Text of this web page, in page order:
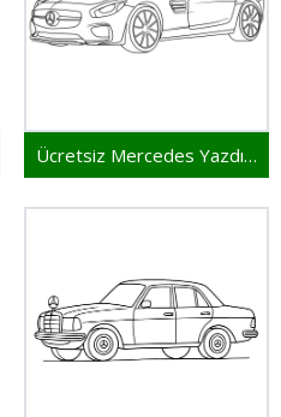
Ücretsiz Mercedes Yazdırılabilir